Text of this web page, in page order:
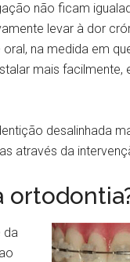
não ficam
levar à dor
na medida em
mais
desalinhada
através da
da